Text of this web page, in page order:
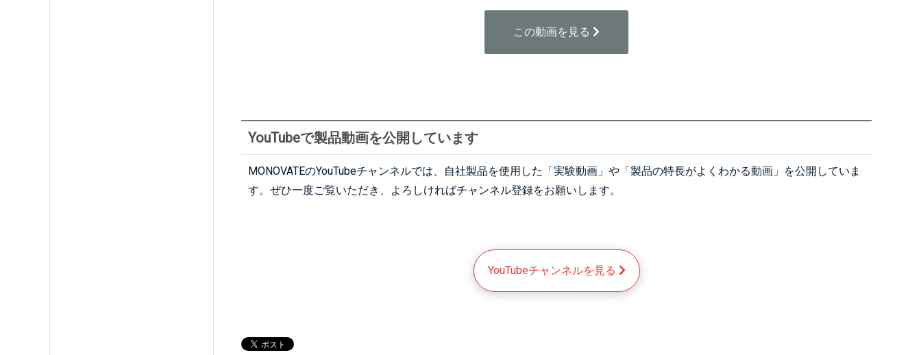
この動画を見る
YouTubeで製品動画を公開しています
MONOVATEのYouTubeチャンネルでは、自社製品を使用した「実験動画」や「製品の特長がよくわかる動画」を公開していま
す。ぜひ一度ご覧いただき、よろしければチャンネル登録をお願いします。
YouTubeチャンネルを見る